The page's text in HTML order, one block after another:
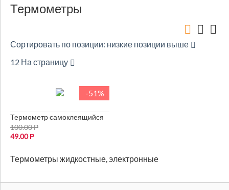
Термометры
Сортировать по позиции: низкие позиции выше
12 На страницу
-51%
Термометр самоклеящийся
100.00Р
49.00 Р
Термометры жидкостные, электронные